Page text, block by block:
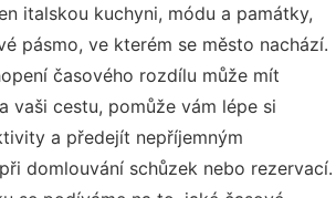
italskou kuchyni, módu a památky,
pásmo, ve kterém se město nachází.
časového rozdílu může mít
vaši cestu, pomůže vám lépe si
a předejít nepříjemným
domlouvání schůzek nebo rezervací.